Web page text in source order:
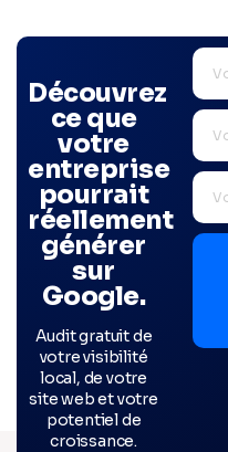
Découvrez
ce que
votre
entreprise
pourrait
réellement
générer
sur
Google.
Audit gratuit de
votre visibilité
local, de votre
site web et votre
potentiel de
croissance.